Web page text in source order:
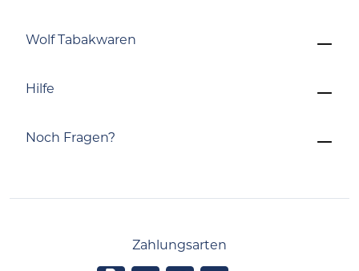
Noch Fragen?
Wolf Tabakwaren
Hilfe
Zahlungsarten